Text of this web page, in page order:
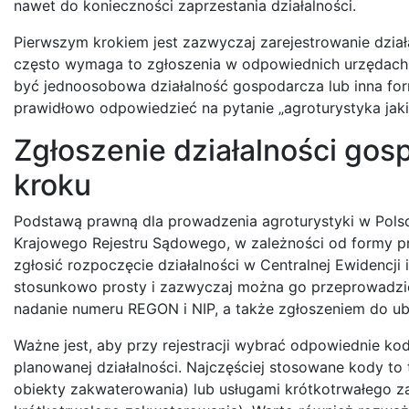
nawet do konieczności zaprzestania działalności.
Pierwszym krokiem jest zazwyczaj zarejestrowanie
często wymaga to zgłoszenia w odpowiednich
być jednoosobowa działalność gospodarcza lub inna
prawidłowo odpowiedzieć na pytanie „agroturystyka
Zgłoszenie działalności
kroku
Podstawą prawną dla prowadzenia agroturystyki w
Krajowego Rejestru Sądowego, w zależności od formy
zgłosić rozpoczęcie działalności w Centralnej
stosunkowo prosty i zazwyczaj można go
nadanie numeru REGON i NIP, a także zgłoszeniem do
Ważne jest, aby przy rejestracji wybrać odpowiednie
planowanej działalności. Najczęściej stosowane kody
obiekty zakwaterowania) lub usługami krótkotrwałego